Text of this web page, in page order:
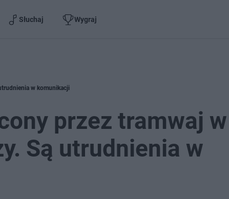
Słuchaj Wygraj
w komunikacji
przez tramwaj w
Są utrudnienia w